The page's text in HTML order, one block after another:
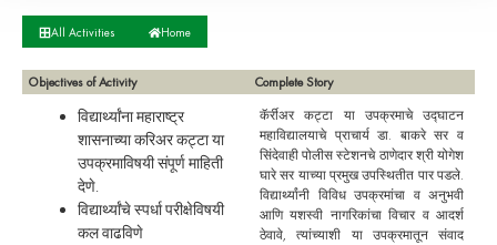
All Activities Home
Objectives of Activity
विद्यार्थ्यांना महाराष्ट्र
शासनाच्या करिअर कट्टा या
उपक्रमाविषयी संपूर्ण माहिती
देणे.
विद्यार्थ्यांचे स्पर्धा परीक्षेविषयी
कल वाढविणे
Complete Story
कॅर्रीअर कट्टा या उपक्रमाचे उद्घाटन
महाविद्यालयाचे प्राचार्य डा. बाकरे सर व
सिंदेवाही पोलीस स्टेशनचे ठाणेदार श्री योगेश
घारे सर याच्या प्रमुख उपस्थितीत पार पडले.
विद्यार्थ्यांनी विविध उपक्रमांचा व अनुभवी
आणि यशस्वी नागरिकांचा विचार व आदर्श
ठेवावे, त्यांच्याशी या उपक्रमातून संवाद